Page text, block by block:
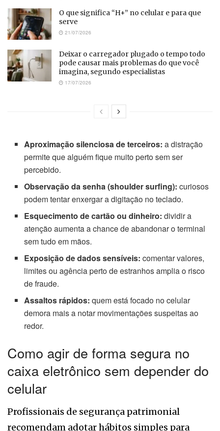
O que significa “H+” no celular e para que
serve
21/07/2026
Deixar o carregador plugado o tempo todo
pode causar mais problemas do que você
imagina, segundo especialistas
17/07/2026
Aproximação silenciosa de terceiros: a distração
permite que alguém fique muito perto sem ser
percebido.
Observação da senha (shoulder surfing): curiosos
podem tentar enxergar a digitação no teclado.
Esquecimento de cartão ou dinheiro: dividir a
atenção aumenta a chance de abandonar o terminal
sem tudo em mãos.
Exposição de dados sensíveis: comentar valores,
limites ou agência perto de estranhos amplia o risco
de fraude.
Assaltos rápidos: quem está focado no celular
demora mais a notar movimentações suspeitas ao
redor.
Como agir de forma segura no
caixa eletrônico sem depender do
celular
Profissionais de segurança patrimonial
recomendam adotar hábitos simples para